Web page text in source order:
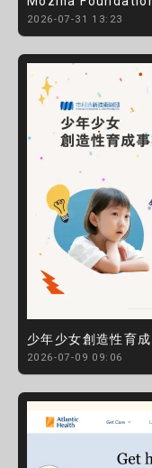
2026-07-31 13:23
2026-07-09 09:06